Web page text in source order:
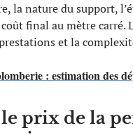
la nature du support,
final au mètre carré.
et la
: estimation des
prix de la